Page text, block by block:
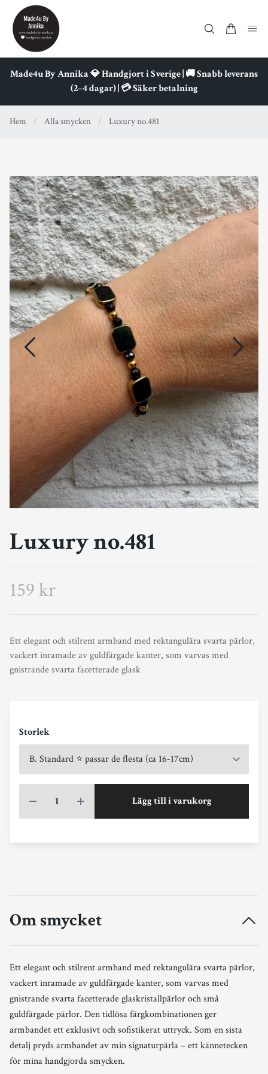
Made4u By Annika 💎 Handgjort i Sverige | 🚚 Snabb leverans
(2–4 dagar) | 💳 Säker betalning
Hem / Alla smycken / Luxury no.481
Luxury no.481
159 kr
Ett elegant och stilrent armband med rektangulära svarta pärlor,
vackert inramade av guldfärgade kanter, som varvas med
gnistrande svarta facetterade glask
Storlek
Lägg till i varukorg
Om smycket
Ett elegant och stilrent armbandmed rektangulära svarta pärlor,
vackert inramade av guldfärgade kanter, som varvas med
gnistrande svarta facetterade glaskristallpärlor och små
guldfärgade pärlor. Den tidlösa färgkombinationen ger
armbandet ett exklusivt och sofistikerat uttryck. Som en sista
detalj pryds armbandet av min signaturpärla – ett kännetecken
för mina handgjorda smycken.